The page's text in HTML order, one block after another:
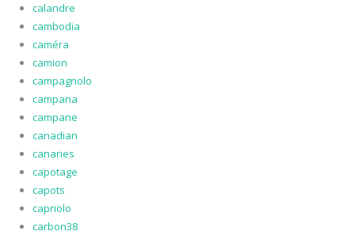
calandre
cambodia
caméra
camion
campagnolo
campana
campane
canadian
canaries
capotage
capots
capriolo
carbon38